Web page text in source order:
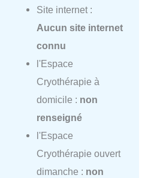
Site internet :
Aucun site internet
connu
l'Espace
Cryothérapie à
domicile : non
renseigné
l'Espace
Cryothérapie ouvert
dimanche : non